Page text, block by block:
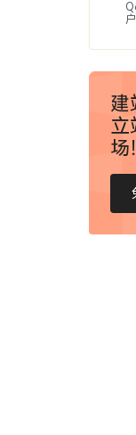
建
立
场